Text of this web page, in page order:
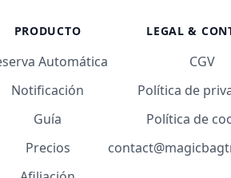
PRODUCTO
Automática
Notificación
Guía
Precios
LEGAL &
CGV
Política de
Política de